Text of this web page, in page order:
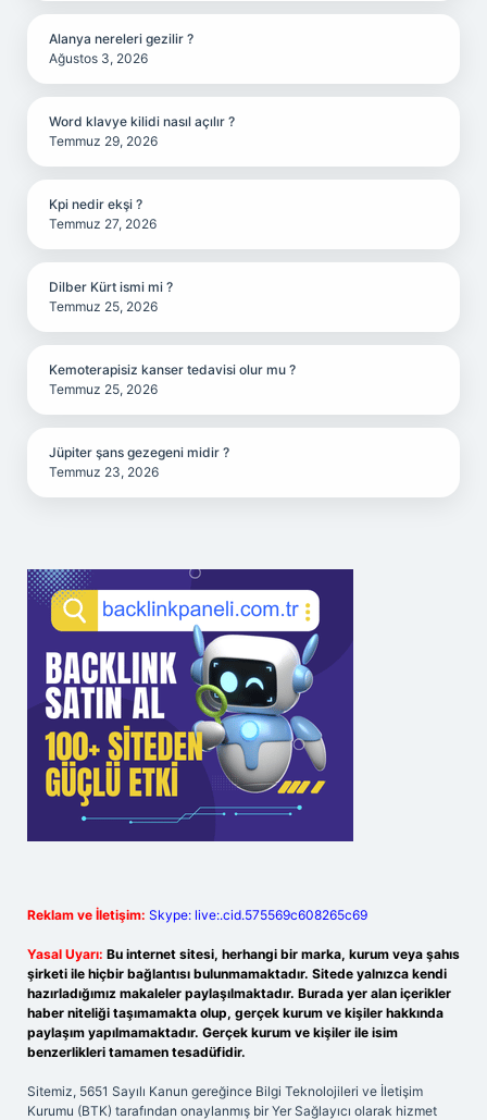
Alanya nereleri gezilir ?
Ağustos 3, 2026
Word klavye kilidi nasıl açılır ?
Temmuz 29, 2026
Kpi nedir ekşi ?
Temmuz 27, 2026
Dilber Kürt ismi mi ?
Temmuz 25, 2026
Kemoterapisiz kanser tedavisi olur mu ?
Temmuz 25, 2026
Jüpiter şans gezegeni midir ?
Temmuz 23, 2026
Reklam ve İletişim: Skype: live:.cid.575569c608265c69
Yasal Uyarı: Bu internet sitesi, herhangi bir marka, kurum veya şahıs
şirketi ile hiçbir bağlantısı bulunmamaktadır. Sitede yalnızca kendi
hazırladığımız makaleler paylaşılmaktadır. Burada yer alan içerikler
haber niteliği taşımamakta olup, gerçek kurum ve kişiler hakkında
paylaşım yapılmamaktadır. Gerçek kurum ve kişiler ile isim
benzerlikleri tamamen tesadüfidir.
Sitemiz, 5651 Sayılı Kanun gereğince Bilgi Teknolojileri ve İletişim
Kurumu (BTK) tarafından onaylanmış bir Yer Sağlayıcı olarak hizmet